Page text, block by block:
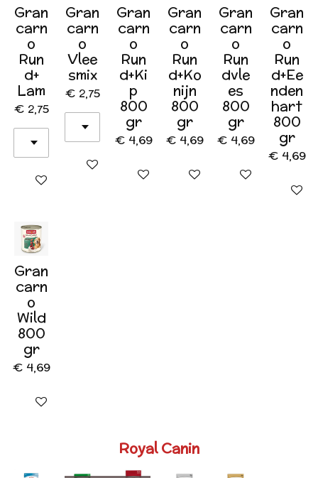
Gran
carn
o
Run
d+
Lam
€ 2,75
In winkelwagen
Gran
carn
o
Vlee
smix
€ 2,75
In winkelwagen
Gran
carn
o
Run
d+Ki
p
800
gr
€ 4,69
In winkelwagen
Gran
carn
o
Run
d+Ko
nijn
800
gr
€ 4,69
In winkelwagen
Gran
carn
o
Run
dvle
es
800
gr
€ 4,69
In winkelwagen
Gran
carn
o
Run
d+Ee
nden
hart
800
gr
€ 4,69
In
Gran
carn
o
Wild
800
gr
€ 4,69
In winkelwagen
Royal Canin